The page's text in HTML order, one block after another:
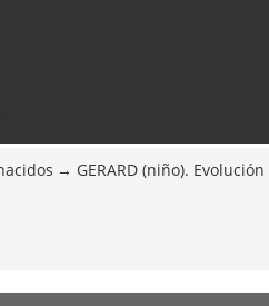
GERARD (niño). Evolución